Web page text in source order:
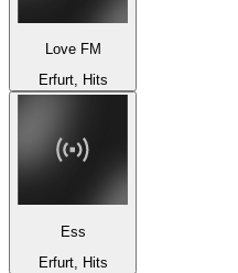
Love FM
Erfurt, Hits
Ess
Erfurt, Hits